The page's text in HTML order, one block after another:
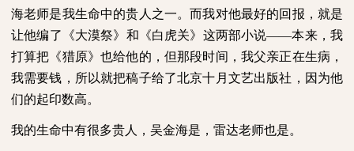
海老师是我生命中的贵人之一。而我对他最好的回报，就是
让他编了《大漠祭》和《白虎关》这两部小说——本来，我
打算把《猎原》也给他的，但那段时间，我父亲正在生病，
我需要钱，所以就把稿子给了北京十月文艺出版社，因为他
们的起印数高。
我的生命中有很多贵人，吴金海是，雷达老师也是。